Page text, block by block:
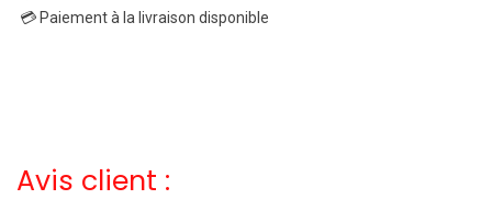
💳 Paiement à la livraison disponible
Avis client :